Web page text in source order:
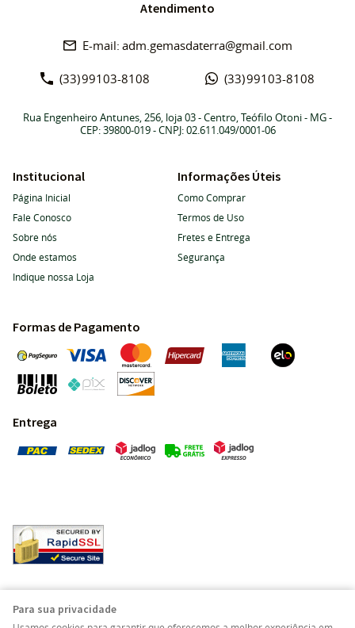
Atendimento
(33)99103-8108 (33)99103-8108
adm.gemasdaterra@gmail.com
Rua Engenheiro Antunes, 256, loja 03-Centro, Teófilo Otoni- MG-
CEP: 39800-019- CNPJ: 02.611.049/0001-06
Institucional
Página Inicial
Fale Conosco
Sobre nós
Onde estamos
Indique nossa Loja
Informações Úteis
Como Comprar
Termos de Uso
Fretes e Entrega
Segurança
Formas de Pagamento
Entrega
Para sua privacidade